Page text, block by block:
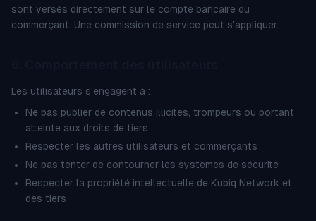
sont versés directement sur le compte bancaire du
commerçant. Une commission de service peut s'appliquer.
Les utilisateurs s'engagent à :
Ne pas publier de contenus illicites, trompeurs ou portant
atteinte aux droits de tiers
Respecter les autres utilisateurs et commerçants
Ne pas tenter de contourner les systèmes de sécurité
Respecter la propriété intellectuelle de Kubiq Network et
des tiers